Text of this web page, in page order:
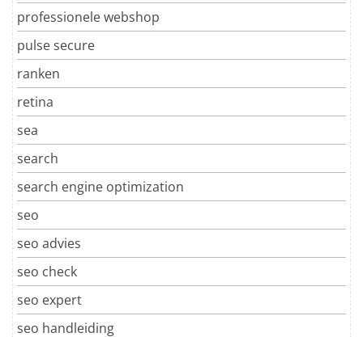
professionele webshop
pulse secure
ranken
retina
sea
search
search engine optimization
seo
seo advies
seo check
seo expert
seo handleiding